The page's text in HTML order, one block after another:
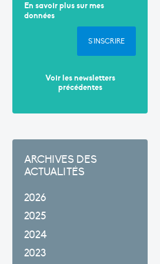
En savoir plus sur mes
données
S'INSCRIRE
Voir les newsletters
précédentes
ARCHIVES DES
ACTUALITÉS
2026
2025
2024
2023